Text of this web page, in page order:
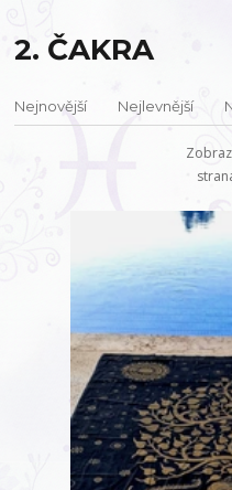
2. ČAKRA
Nejnovější Nejlevnější